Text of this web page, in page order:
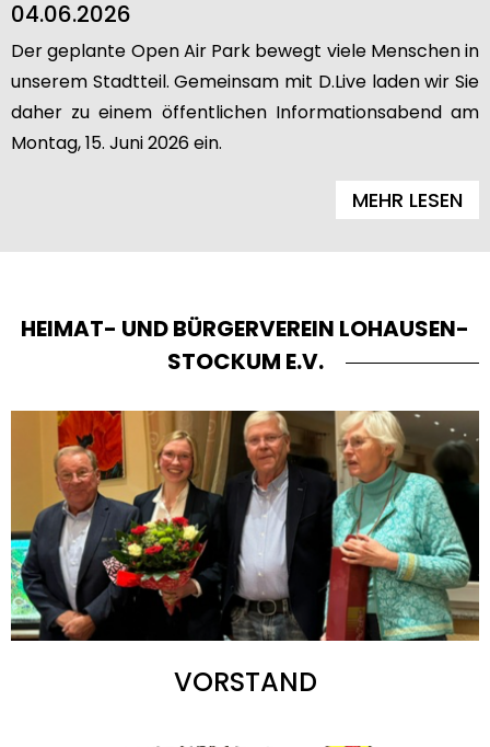
04.06.2026
Der geplante Open Air Park bewegt viele Menschen in
unserem Stadtteil. Gemeinsam mit D.Live laden wir Sie
daher zu einem öffentlichen Informationsabend am
Montag, 15. Juni 2026 ein.
MEHR LESEN
HEIMAT- UND BÜRGERVEREIN LOHAUSEN-
STOCKUM E.V.
VORSTAND